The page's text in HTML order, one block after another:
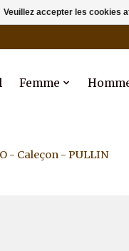
Femme
- Caleçon - PULLIN
Veuillez accepter les cookies